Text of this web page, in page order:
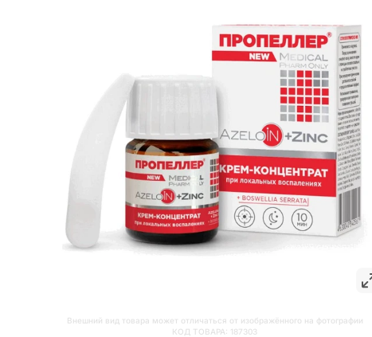
Внешний вид товара может отличаться от изображённого на фотографии
КОД ТОВАРА: 187303